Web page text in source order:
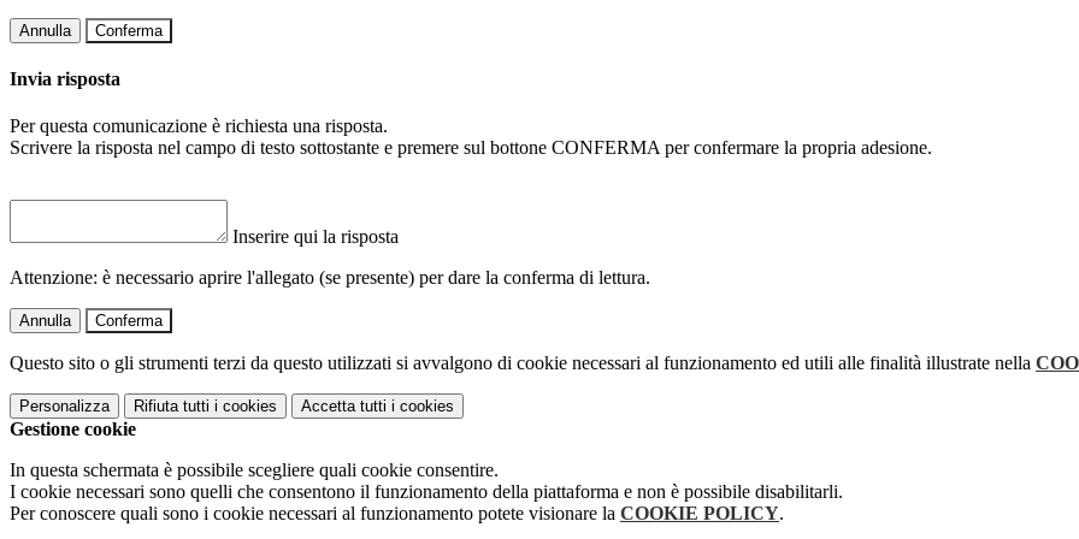
Annulla Conferma
Invia risposta
Per questa comunicazione è richiesta una risposta.
Scrivere la risposta nel campo di testo sottostante e premere sul bottone CONFERMA per confermare la propria adesione.
Inserire qui la risposta
Attenzione: è necessario aprire l'allegato (se presente) per dare la conferma di lettura.
Annulla Conferma
Questo sito o gli strumenti terzi da questo utilizzati si avvalgono di cookie necessari al funzionamento ed utili alle finalità illustrate nella
Personalizza Rifiuta tutti i cookies Accetta tutti i cookies
Gestione cookie
In questa schermata è possibile scegliere quali cookie consentire.
I cookie necessari sono quelli che consentono il funzionamento della piattaforma e non è possibile disabilitarli.
Per conoscere quali sono i cookie necessari al funzionamento potete visionare la COOKIE POLICY.